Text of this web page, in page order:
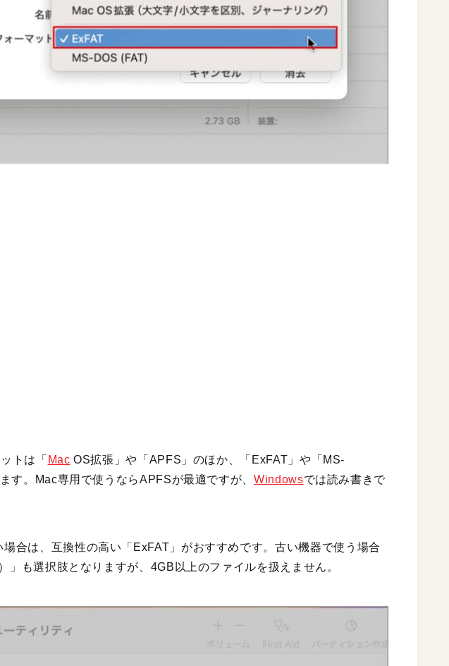
トは「 Mac OS拡張」や「APFS」のほか、「ExFAT」や「MS-
す。Mac専用で使うならAPFSが最適ですが、Windowsでは読み書きで
合は、互換性の高い「ExFAT」がおすすめです。古い機器で使う場合
」も選択肢となりますが、4GB以上のファイルを扱えません。